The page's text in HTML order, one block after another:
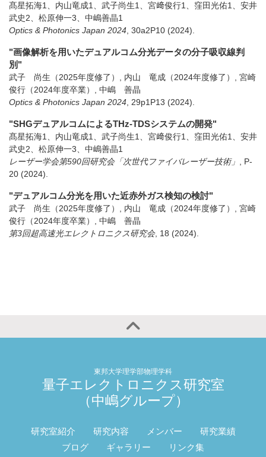
髙星拓海1、内山竜成1、武子尚生1、宮﨑俊行1、窪田光佑1、安井
武史2、松原伸一3、中嶋善晶1
Optics & Photonics Japan 2024 30a2P10 (2024)
"画像解析を用いたデュアルコム分光データの分子吸収線判
別"
武子 尚生（2025年度修了）, 内山 竜成（2024年度修了）, 宮崎
俊行（2024年度卒業）, 中嶋 善晶
Optics & Photonics Japan 2024 29p1P13 (2024)
"SHGデュアルコムによるTHz-TDSシステムの開発"
髙星拓海1、内山竜成1、武子尚生1、宮﨑俊行1、窪田光佑1、安井
武史2、松原伸一3、中嶋善晶1
レーザー学会第590回研究会「次世代ファイバレーザー技術」
P-
20 (2024)
"デュアルコム分光を用いた近赤外ガス検知の検討"
武子 尚生（2025年度修了）, 内山 竜成（2024年度修了）, 宮崎
俊行（2024年度卒業）, 中嶋 善晶
第3回超高速光エレクトロニクス研究会, 18 (2024)
東邦大学理学部物理学科
量子エレクトロニクス研究室
（中嶋グループ）
研究室紹介 研究内容 メンバー
研究業績
ブログ
ギャラリー リンク集